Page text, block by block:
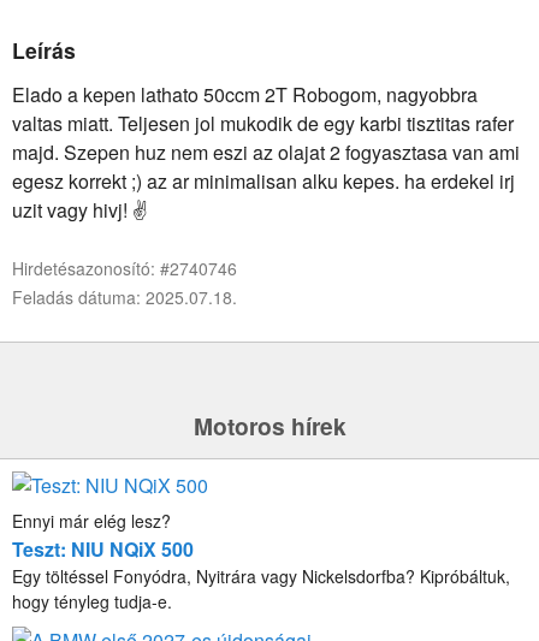
Leírás
Elado a kepen lathato 50ccm 2T Robogom, nagyobbra
valtas miatt. Teljesen jol mukodik de egy karbi tisztitas rafer
majd. Szepen huz nem eszi az olajat 2 fogyasztasa van ami
egesz korrekt ;) az ar minimalisan alku kepes. ha erdekel irj
uzit vagy hivj! ✌️
Hirdetésazonosító: #2740746
Feladás dátuma: 2025.07.18.
Motoros hírek
Ennyi már elég lesz?
Teszt: NIU NQiX 500
Egy töltéssel Fonyódra, Nyitrára vagy Nickelsdorfba? Kipróbáltuk,
hogy tényleg tudja-e.